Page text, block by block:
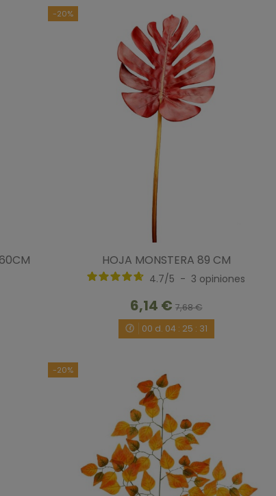
-20%
HOJA MONSTERA 89 CM
4.7/5 - 3 opiniones
6,14 €7,68 €
00d. 04: 25: 30
-20%